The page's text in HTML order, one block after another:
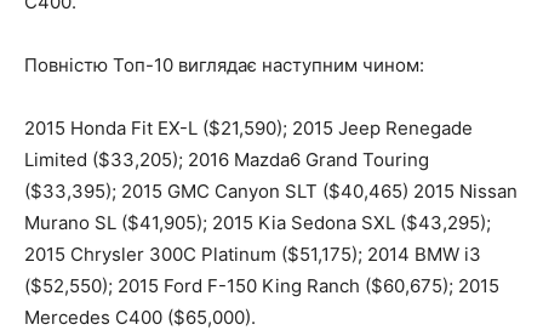
Повністю Топ-10 виглядає наступним чином:
2015 Honda Fit EX-L ($21,590); 2015 Jeep Renegade
Limited ($33,205); 2016 Mazda6 Grand Touring
($33,395); 2015 GMC Canyon SLT ($40,465) 2015 Nissan
Murano SL ($41,905); 2015 Kia Sedona SXL ($43,295);
2015 Chrysler 300C Platinum ($51,175); 2014 BMW i3
($52,550); 2015 Ford F-150 King Ranch ($60,675); 2015
Mercedes C400 ($65,000).